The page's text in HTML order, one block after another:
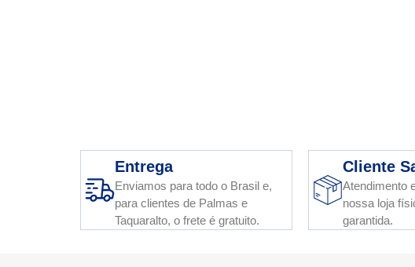
Entrega
Enviamos para todo o Brasil e,
para clientes de Palmas e
Taquaralto, o frete é gratuito.
Cliente
Atendimento
nossa loja
garantida.